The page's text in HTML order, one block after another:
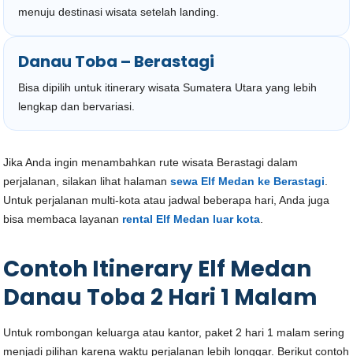
menuju destinasi wisata setelah landing.
Danau Toba – Berastagi
Bisa dipilih untuk itinerary wisata Sumatera Utara yang lebih
lengkap dan bervariasi.
Jika Anda ingin menambahkan rute wisata Berastagi dalam
perjalanan, silakan lihat halamansewa Elf Medan ke Berastagi
Untuk perjalanan multi-kota atau jadwal beberapa hari, Anda juga
bisa membaca layanan rental Elf Medan luar kota
Contoh Itinerary Elf Medan
Danau Toba 2 Hari 1 Malam
Untuk rombongan keluarga atau kantor, paket 2 hari 1 malam sering
menjadi pilihan karena waktu perjalanan lebih longgar. Berikut contoh